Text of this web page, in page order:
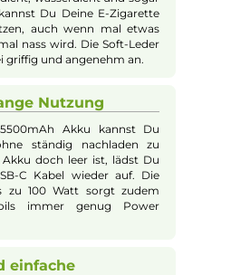
Ultra Kit
Set, das perfekt für
Der kompakte Armour Ultra Mod
5500mAh Akku, einem
einem widerstandsfähigen Design
810H Standards, wodurch er stoß,
Das brillante Farbdisplay und der
Chipsatz bieten verschiedene
eines innovativen Pulse Mode,
Fassungsvermögen,